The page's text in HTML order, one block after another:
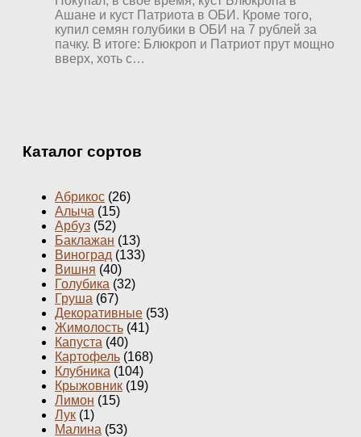
Ашане и куст Патриота в ОБИ. Кроме того,
купил семян голубики в ОБИ на 7 рублей за
пачку. В итоге: Блюкроп и Патриот прут мощно
вверх, хоть с…
Каталог сортов
Абрикос (26)
Алыча (15)
Арбуз (52)
Баклажан (13)
Виноград (133)
Вишня (40)
Голубика (32)
Груша (67)
Декоративные (53)
Жимолость (41)
Капуста (40)
Картофель (168)
Клубника (104)
Крыжовник (19)
Лимон (15)
Лук (1)
Малина (53)